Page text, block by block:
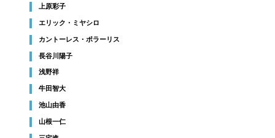
上原彩子
エリック・ミヤシロ
カントーレス・ポラーリス
長谷川陽子
浅野祥
牛田智大
池山由香
山根一仁